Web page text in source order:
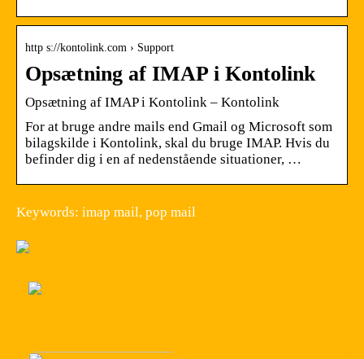
http s://kontolink.com › Support
Opsætning af IMAP i Kontolink
Opsætning af IMAP i Kontolink – Kontolink
For at bruge andre mails end Gmail og Microsoft som
bilagskilde i Kontolink, skal du bruge IMAP. Hvis du
befinder dig i en af nedenstående situationer, …
Keywords: imap mail, pop mail